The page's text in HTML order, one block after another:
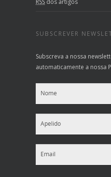
RSS dos artigos
SUBSCREVER
Subscreva a nossa
automaticamente a nossa